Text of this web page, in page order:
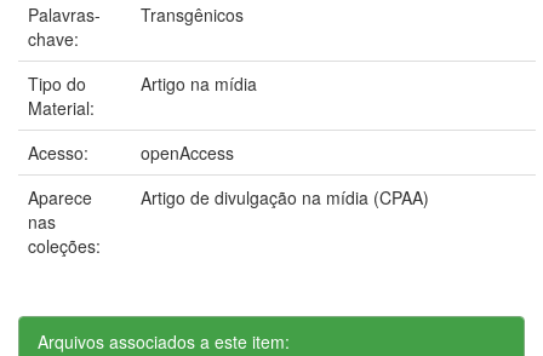
Palavras-
chave:
Transgênicos
Tipo do
Material:
Artigo na mídia
Acesso:
openAccess
Aparece
nas
coleções:
Artigo de divulgação na mídia (CPAA)
Arquivos associados a este item: